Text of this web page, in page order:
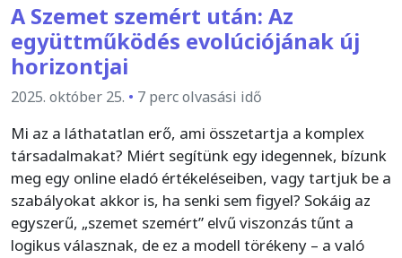
A Szemet szemért után: Az
együttműködés evolúciójának új
horizontjai
2025. október 25. • 7 perc olvasási idő
Mi az a láthatatlan erő, ami összetartja a komplex
társadalmakat? Miért segítünk egy idegennek, bízunk
meg egy online eladó értékeléseiben, vagy tartjuk be a
szabályokat akkor is, ha senki sem figyel? Sokáig az
egyszerű, „szemet szemért” elvű viszonzás tűnt a
logikus válasznak, de ez a modell törékeny – a való